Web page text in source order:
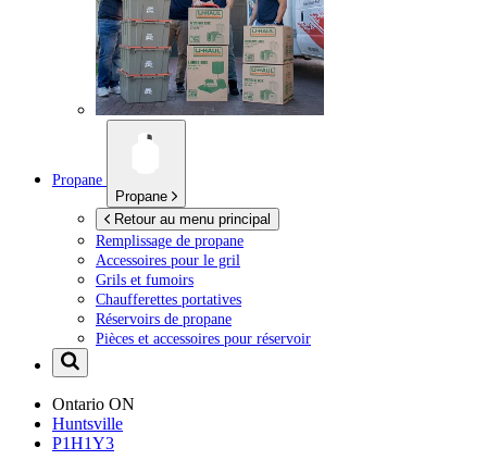
Propane
Propane
Retour au menu principal
Remplissage de propane
Accessoires pour le gril
Grils et fumoirs
Chaufferettes portatives
Réservoirs de propane
Pièces et accessoires pour réservoir
Ontario ON
Huntsville
P1H1Y3